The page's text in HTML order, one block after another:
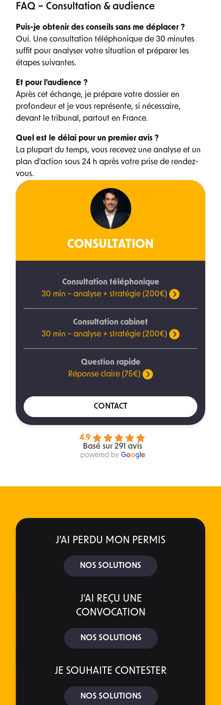
FAQ – Consultation & audience
Puis-je obtenir des conseils sans me déplacer ?
Oui. Une consultation téléphonique de 30 minutes
suffit pour analyser votre situation et préparer les
étapes suivantes.
Et pour l’audience ?
Après cet échange, je prépare votre dossier en
profondeur et je vous représente, si nécessaire,
devant le tribunal, partout en France.
Quel est le délai pour un premier avis ?
La plupart du temps, vous recevez une analyse et un
plan d’action sous 24 h après votre prise de rendez-
vous.
CONSULTATION
Consultation téléphonique
30 min – analyse + stratégie (200€)
Consultation cabinet
30 min – analyse + stratégie (200€)
Question rapide
Réponse claire (75€)
CONTACT
4.9
Basé sur 291 avis
powered by Googl e
J’AI PERDU MON PERMIS
NOS SOLUTIONS
J’AI REÇU UNE
CONVOCATION
NOS SOLUTIONS
JE SOUHAITE CONTESTER
NOS SOLUTIONS